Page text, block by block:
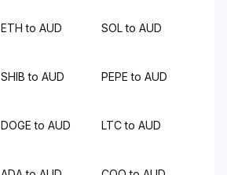
ETH to AUD SOL to AUD
SHIB to AUD PEPE to AUD
DOGE to AUD LTC to AUD